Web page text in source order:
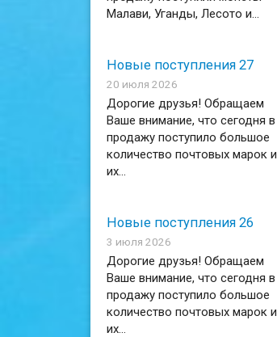
Малави, Уганды, Лесото и...
Новые поступления 27
20 июля 2026
Дорогие друзья! Обращаем
Ваше внимание, что сегодня в
продажу поступило большое
количество почтовых марок и
их...
Новые поступления 26
3 июля 2026
Дорогие друзья! Обращаем
Ваше внимание, что сегодня в
продажу поступило большое
количество почтовых марок и
их...